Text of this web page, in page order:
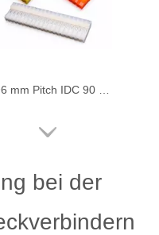
bei der